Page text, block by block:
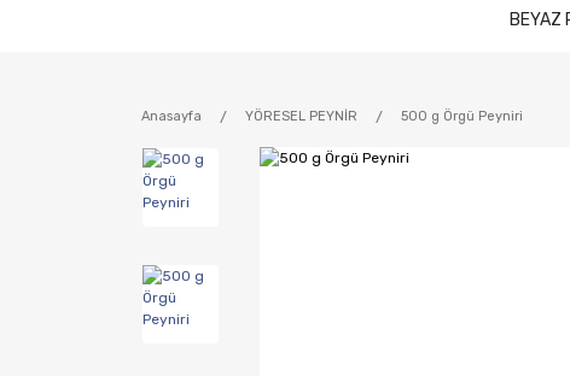
BEYAZ
Anasayfa YÖRESEL PEYNİR 500 g Örgü Peyniri